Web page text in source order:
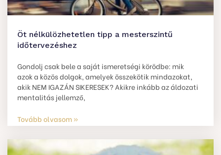
Öt nélkülözhetetlen tipp a mesterszintű
időtervezéshez
Gondolj csak bele a saját ismeretségi körödbe: mik
azok a közös dolgok, amelyek összekötik mindazokat,
akik NEM IGAZÁN SIKERESEK? Akikre inkább az áldozati
mentalitás jellemző,
Tovább olvasom »